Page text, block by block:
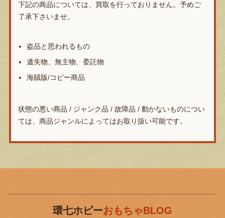
下記の商品については、買取を行っておりません。予めご
了承下さいませ。
盗品と思われるもの
遺失物、無主物、委託物
海賊版/コピー商品
状態の悪い商品 / ジャンク品 / 故障品 / 動かないものについ
ては、商品ジャンルによってはお取り扱い可能です。
環七ホビーおもちゃBLOG